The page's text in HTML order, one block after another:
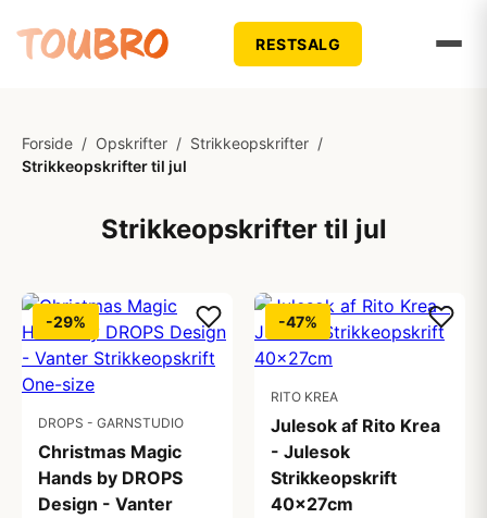
RESTSALG
Forside / Opskrifter / Strikkeopskrifter /
Strikkeopskrifter til jul
Strikkeopskrifter til jul
-29%
DROPS - GARNSTUDIO
Christmas Magic
Hands by DROPS
Design - Vanter
-47%
RITO KREA
Julesok af Rito Krea
- Julesok
Strikkeopskrift
40x27cm